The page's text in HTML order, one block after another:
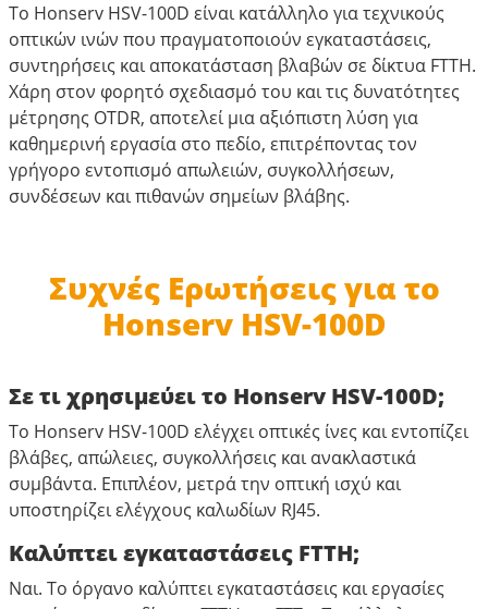
Το Honserv HSV-100D είναι κατάλληλο για τεχνικούς
οπτικών ινών που πραγματοποιούν εγκαταστάσεις,
συντηρήσεις και αποκατάσταση βλαβών σε δίκτυα FTTH.
Χάρη στον φορητό σχεδιασμό του και τις δυνατότητες
μέτρησης OTDR, αποτελεί μια αξιόπιστη λύση για
καθημερινή εργασία στο πεδίο, επιτρέποντας τον
γρήγορο εντοπισμό απωλειών, συγκολλήσεων,
συνδέσεων και πιθανών σημείων βλάβης.
Συχνές Ερωτήσεις για το
Honserv HSV-100D
Σε τι χρησιμεύει το Honserv HSV-100D;
Το Honserv HSV-100D ελέγχει οπτικές ίνες και εντοπίζει
βλάβες, απώλειες, συγκολλήσεις και ανακλαστικά
συμβάντα. Επιπλέον, μετρά την οπτική ισχύ και
υποστηρίζει ελέγχους καλωδίων RJ45.
Καλύπτει εγκαταστάσεις FTTH;
Ναι. Το όργανο καλύπτει εγκαταστάσεις και εργασίες